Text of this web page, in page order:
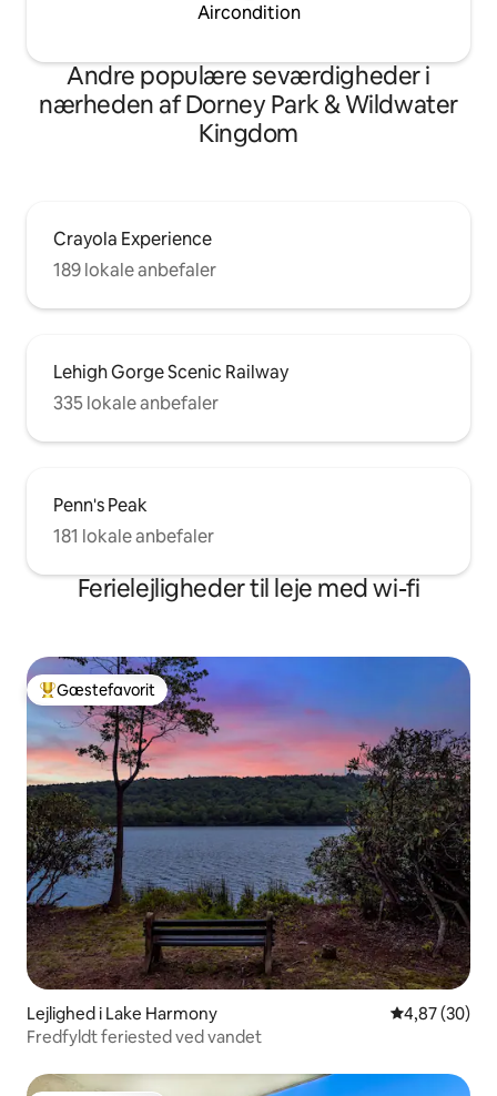
Aircondition
Andre populære seværdigheder i
nærheden af Dorney Park & Wildwater
Kingdom
Crayola Experience
189 lokale anbefaler
Lehigh Gorge Scenic Railway
335 lokale anbefaler
Penn's Peak
181 lokale anbefaler
Ferielejligheder til leje med wi-fi
Bedste gæstefavorit
Gæstefavorit
Lejlighed i Lake Harmony 4,87 ud af 5 i
4,87 (30)
Fredfyldt feriested ved vandet